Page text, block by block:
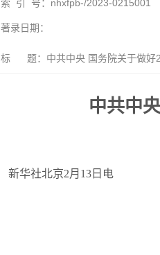
索 引 号：nhxfpb-/2023-0215001
著录日期：
标 题：中共中央 国务院关于做好
中共中
新华社北京2月13日电